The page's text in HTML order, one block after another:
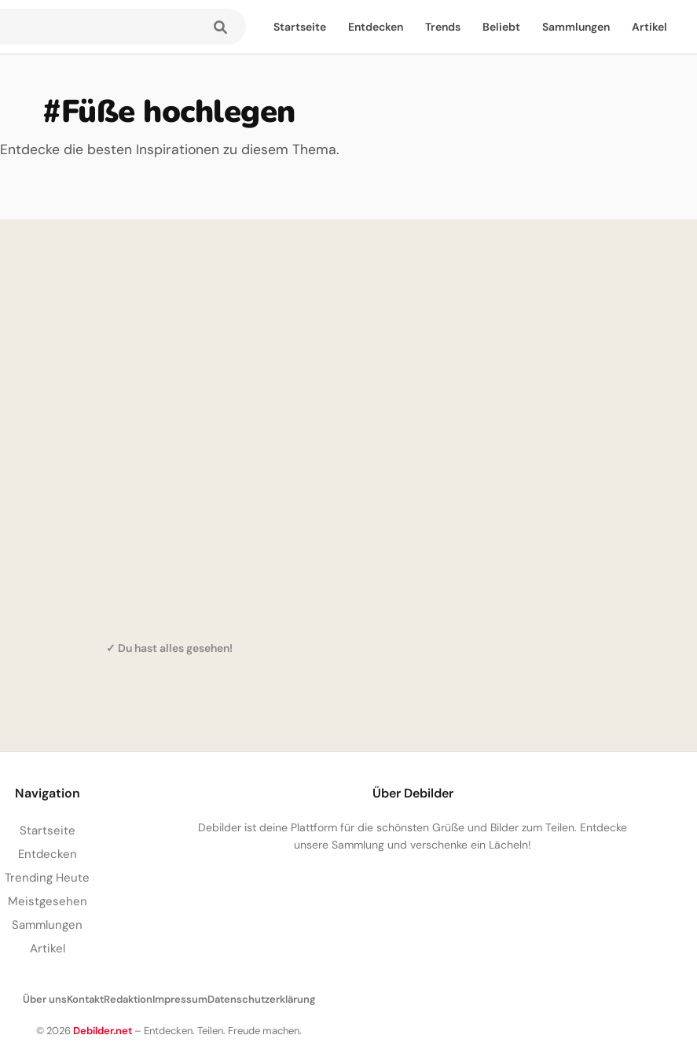
Startseite Entdecken Trends Beliebt Sammlungen Artikel
#Füße hochlegen
Entdecke die besten Inspirationen zu diesem Thema.
✓ Du hast alles gesehen!
Navigation
Startseite
Entdecken
Trending Heute
Meistgesehen
Sammlungen
Artikel
Über Debilder
Debilder ist deine Plattform für die schönsten Grüße und Bilder zum Teilen. Entdecke
unsere Sammlung und verschenke ein Lächeln!
Über unsKontaktRedaktionImpressumDatenschutzerklärung
© 2026 Debilder.net – Entdecken. Teilen. Freude machen.